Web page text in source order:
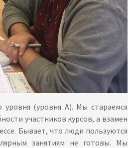
(уровня А). Мы стараемся
участников курсов, а взамен
Бывает, что люди пользуются
занятиям не готовы. Мы